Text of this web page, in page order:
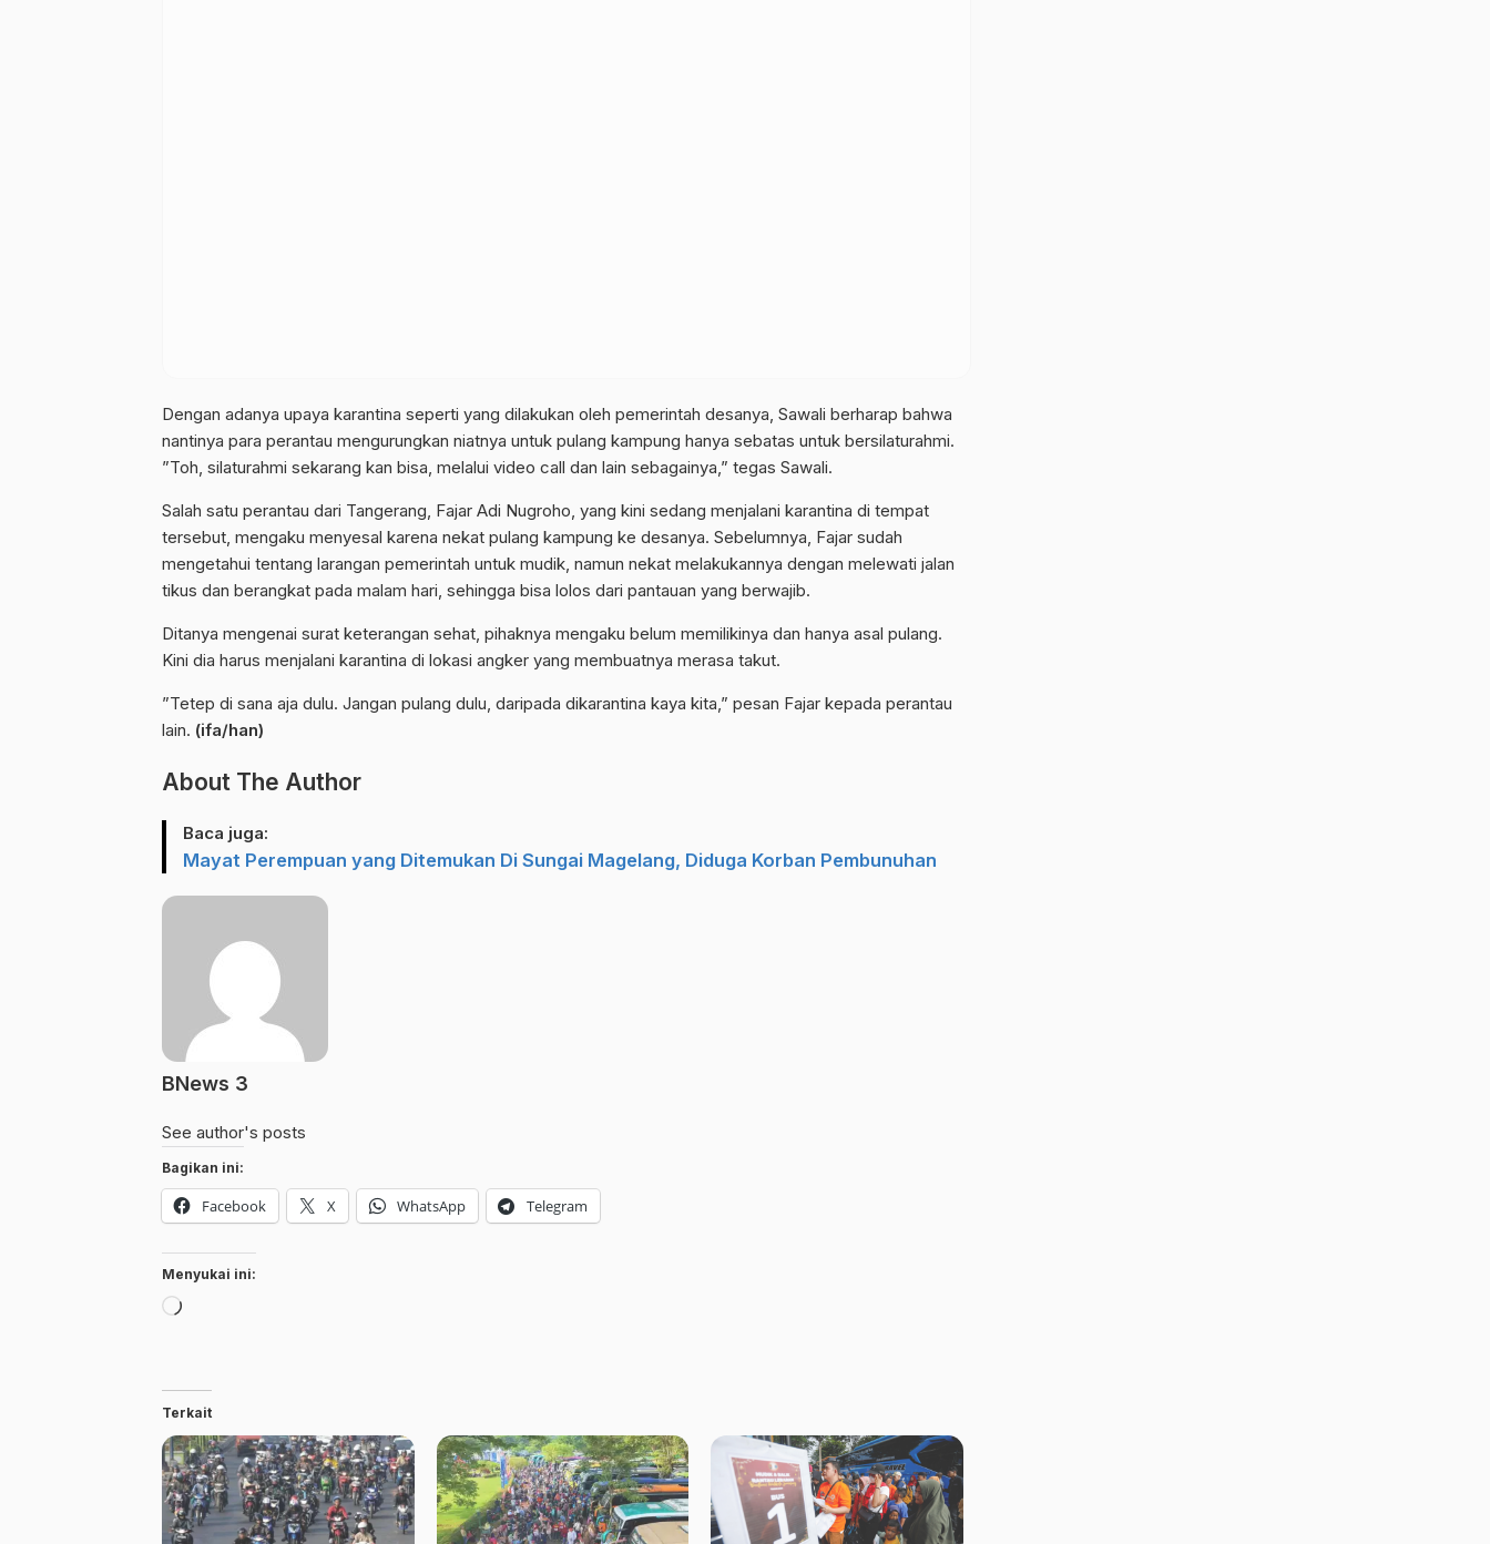
Dengan adanya upaya karantina seperti yang dilakukan oleh pemerintah desanya, Sawali berharap bahwa
nantinya para perantau mengurungkan niatnya untuk pulang kampung hanya sebatas untuk bersilaturahmi.
”Toh, silaturahmi sekarang kan bisa, melalui video call dan lain sebagainya,” tegas Sawali.
Salah satu perantau dari Tangerang, Fajar Adi Nugroho, yang kini sedang menjalani karantina di tempat
tersebut, mengaku menyesal karena nekat pulang kampung ke desanya. Sebelumnya, Fajar sudah
mengetahui tentang larangan pemerintah untuk mudik, namun nekat melakukannya dengan melewati jalan
tikus dan berangkat pada malam hari, sehingga bisa lolos dari pantauan yang berwajib.
Ditanya mengenai surat keterangan sehat, pihaknya mengaku belum memilikinya dan hanya asal pulang.
Kini dia harus menjalani karantina di lokasi angker yang membuatnya merasa takut.
”Tetep di sana aja dulu. Jangan pulang dulu, daripada dikarantina kaya kita,” pesan Fajar kepada perantau
lain. (ifa/han)
About The Author
Baca juga:
Mayat Perempuan yang Ditemukan Di Sungai Magelang, Diduga Korban Pembunuhan
BNews 3
See author's posts
Bagikan ini:
Facebook X WhatsApp Telegram
Menyukai ini:
Memuat...
Terkait